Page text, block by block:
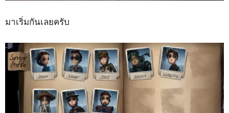
มาเริ่มกันเลยครับ